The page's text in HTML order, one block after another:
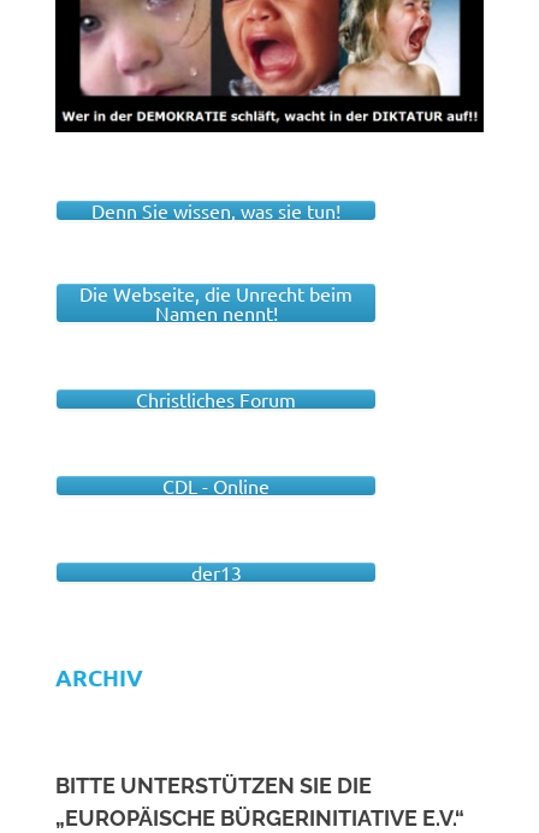
Denn Sie wissen, was sie tun!
Die Webseite, die Unrecht beim
Namen nennt!
Christliches Forum
CDL - Online
der13
ARCHIV
BITTE UNTERSTÜTZEN SIE DIE
„EUROPÄISCHE BÜRGERINITIATIVE E.V.“